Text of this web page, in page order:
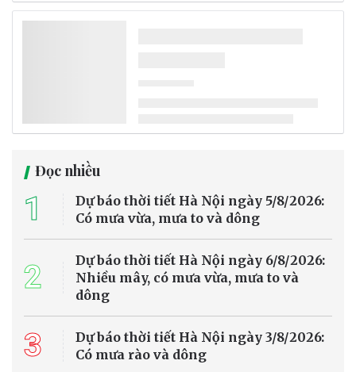
Đọc nhiều
1
Dự báo thời tiết Hà Nội ngày 5/8/2026:
Có mưa vừa, mưa to và dông
2
Dự báo thời tiết Hà Nội ngày 6/8/2026:
Nhiều mây, có mưa vừa, mưa to và
dông
3
Dự báo thời tiết Hà Nội ngày 3/8/2026:
Có mưa rào và dông